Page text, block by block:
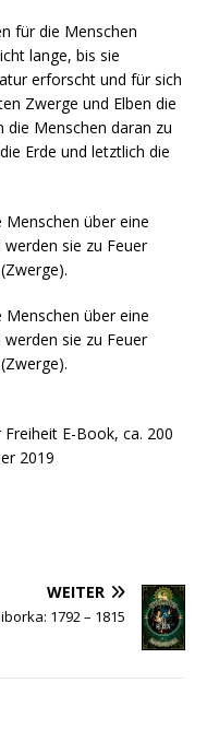
für die Menschen
lange, bis sie
erforscht und für sich
Zwerge und Elben die
Menschen daran zu
Erde und letztlich die
über eine
sie zu Feuer
über eine
sie zu Feuer
E-Book, ca. 200
2019
WEITER
1792 – 1815